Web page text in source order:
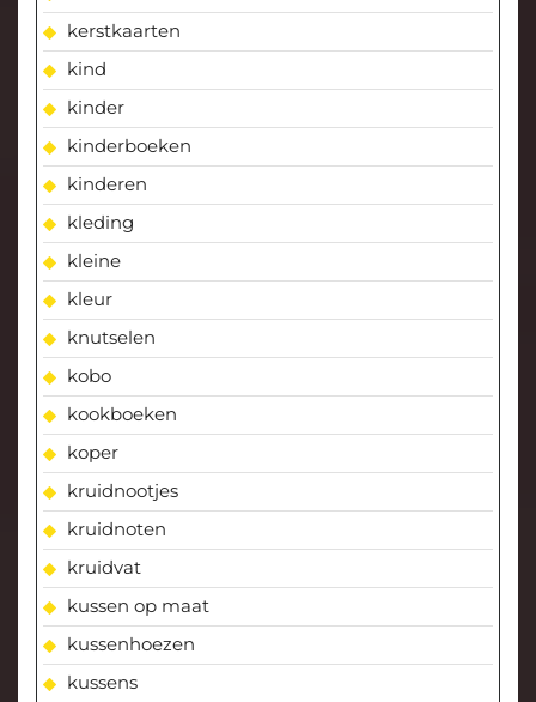
kerstkaarten
kind
kinder
kinderboeken
kinderen
kleding
kleine
kleur
knutselen
kobo
kookboeken
koper
kruidnootjes
kruidnoten
kruidvat
kussen op maat
kussenhoezen
kussens